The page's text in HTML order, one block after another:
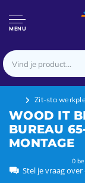
MENU
Zit-sta
WOOD IT
BUREAU
MONTAGE
0
Stel je vraag